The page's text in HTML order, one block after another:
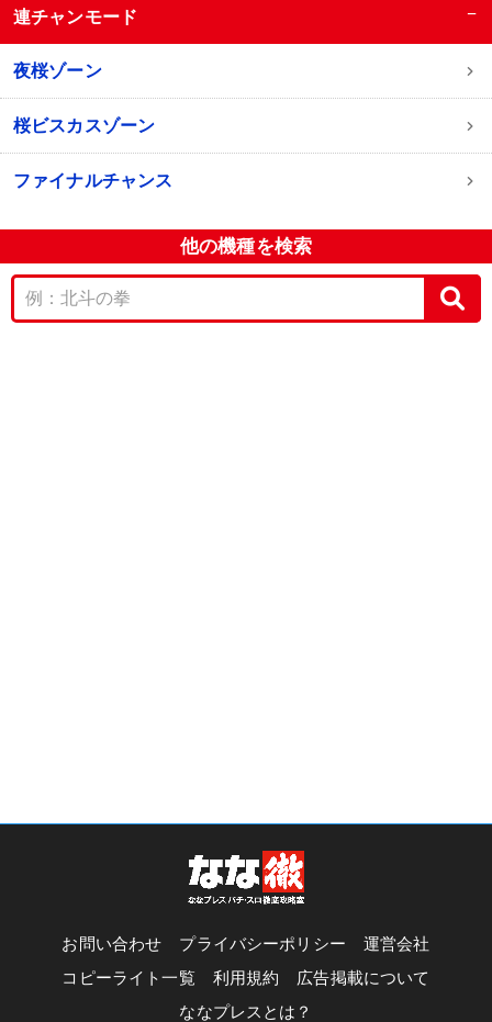
連チャンモード −
夜桜ゾーン
桜ビスカスゾーン
ファイナルチャンス
他の機種を検索
お問い合わせ プライバシーポリシー
運営会社
コピーライト一覧
利用規約
広告掲載について
ななプレスとは？